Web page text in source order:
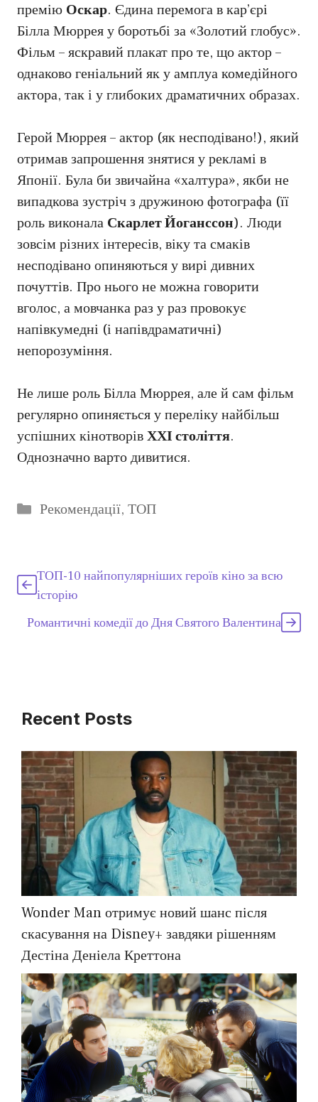
премію Оскар. Єдина перемога в кар’єрі
Білла Мюррея у боротьбі за «Золотий глобус».
Фільм – яскравий плакат про те, що актор –
однаково геніальний як у амплуа комедійного
актора, так і у глибоких драматичних образах.
Герой Мюррея – актор (як несподівано!), який
отримав запрошення знятися у рекламі в
Японії. Була би звичайна «халтура», якби не
випадкова зустріч з дружиною фотографа (її
роль виконала Скарлет Йоганссон). Люди
зовсім різних інтересів, віку та смаків
несподівано опиняються у вирі дивних
почуттів. Про нього не можна говорити
вголос, а мовчанка раз у раз провокує
напівкумедні (і напівдраматичні)
непорозуміння.
Не лише роль Білла Мюррея, але й сам фільм
регулярно опиняється у переліку найбільш
успішних кінотворівХХІ століття.
Однозначно варто дивитися.
Категорії
Рекомендації, ТОП
ТОП-10 найпопулярніших героїв кіно за всю
історію
Романтичні комедії до Дня Святого Валентина
Recent Posts
Wonder Man отримує новий шанс після
скасування на Disney+ завдяки рішенням
Дестіна Деніела Креттона